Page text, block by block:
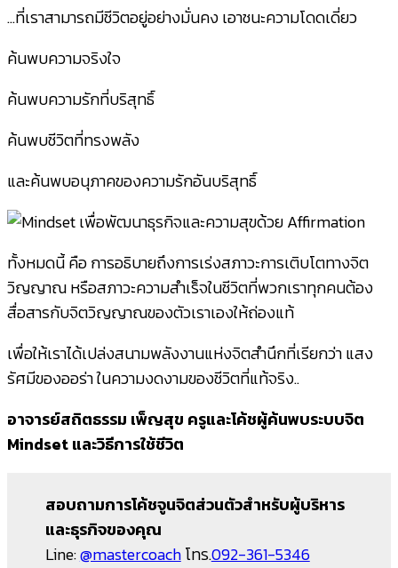
…ที่เราสามารถมีชีวิตอยู่อย่างมั่นคง เอาชนะความโดดเดี่ยว
ค้นพบความจริงใจ
ค้นพบความรักที่บริสุทธิ์
ค้นพบชีวิตที่ทรงพลัง
และค้นพบอนุภาคของความรักอันบริสุทธิ์
ทั้งหมดนี้ คือ การอธิบายถึงการเร่งสภาวะการเติบโตทางจิต
วิญญาณ หรือสภาวะความสำเร็จในชีวิตที่พวกเราทุกคนต้อง
สื่อสารกับจิตวิญญาณของตัวเราเองให้ถ่องแท้
เพื่อให้เราได้เปล่งสนามพลังงานแห่งจิตสำนึกที่เรียกว่า แสง
รัศมีของออร่า ในความงดงามของชีวิตที่แท้จริง..
อาจารย์สถิตธรรม เพ็ญสุข ครูและโค้ชผู้ค้นพบระบบจิต
Mindset และวิธีการใช้ชีวิต
สอบถามการโค้ชจูนจิตส่วนตัวสำหรับผู้บริหาร
และธุรกิจของคุณ
Line:@mastercoachโทร.092-361-5346